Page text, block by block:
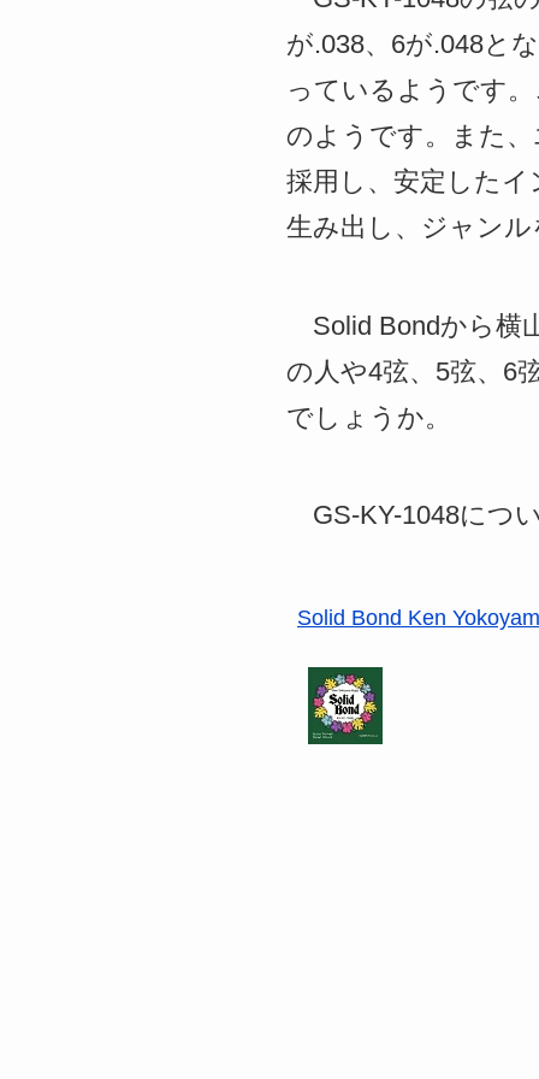
が.038、6が.048と
っているようです
のようです。また
採用し、安定した
生み出し、ジャン
Solid Bondから横
の人や4弦、5弦、6
でしょうか。
GS-KY-1048につ
Solid Bond Ken